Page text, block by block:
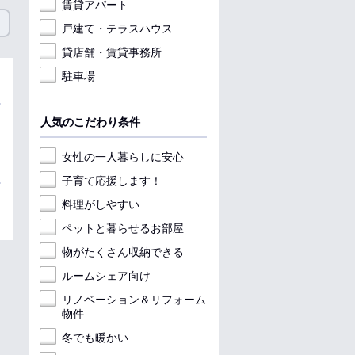
賃貸アパート
戸建て・テラスハウス
貸店舗・賃貸事務所
駐車場
人気のこだわり条件
女性の一人暮らしに安心
子育て応援します！
料理がしやすい
ペットと暮らせるお部屋
物がたくさん収納できる
ルームシェア向け
リノベーション＆リフォーム
物件
冬でも暖かい